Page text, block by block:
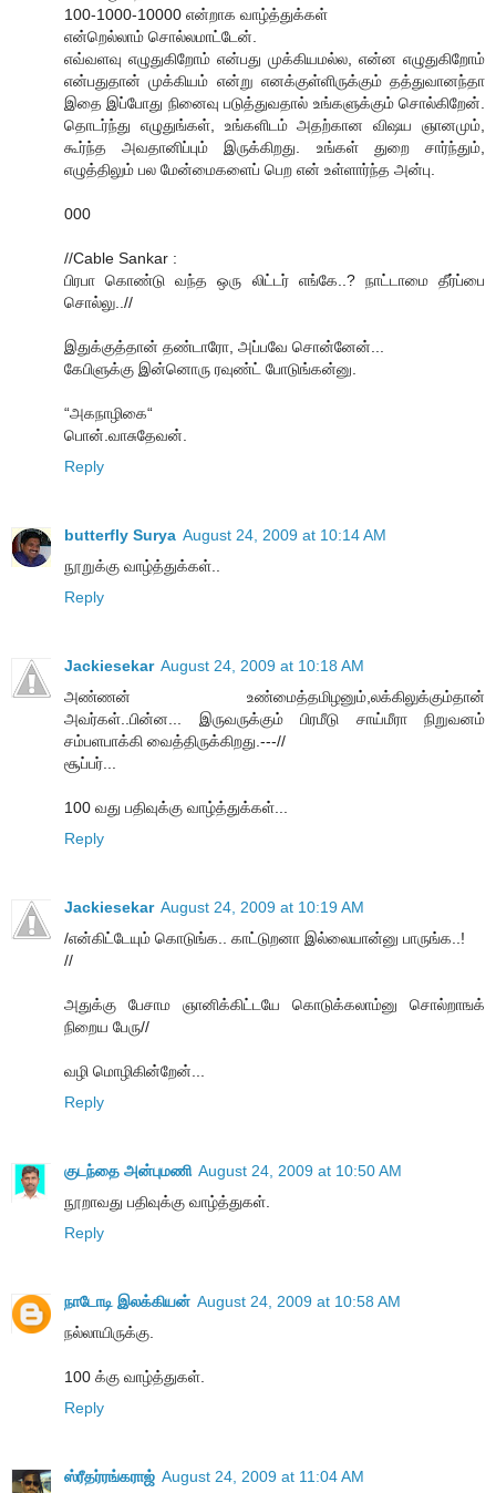
100-1000-10000 என்றாக வாழ்த்துக்கள்
என்றெல்லாம் சொல்லமாட்டேன்.
எவ்வளவு எழுதுகிறோம் என்பது முக்கியமல்ல, என்ன எழுதுகிறோம்
என்பதுதான் முக்கியம் என்று எனக்குள்ளிருக்கும் தத்துவானந்தா
இதை இப்போது நினைவு படுத்துவதால் உங்களுக்கும் சொல்கிறேன்.
தொடர்ந்து எழுதுங்கள், உங்களிடம் அதற்கான விஷய ஞானமும்,
கூர்ந்த அவதானிப்பும் இருக்கிறது. உங்கள் துறை சார்ந்தும்,
எழுத்திலும் பல மேன்மைகளைப் பெற என் உள்ளார்ந்த அன்பு.
000
//Cable Sankar :
பிரபா கொண்டு வந்த ஒரு லிட்டர் எங்கே..? நாட்டாமை தீர்ப்பை
சொல்லு..//
இதுக்குத்தான் தண்டாரோ, அப்பவே சொன்னேன்...
கேபிளுக்கு இன்னொரு ரவுண்ட் போடுங்கன்னு.
“அகநாழிகை“
பொன்.வாசுதேவன்.
Reply
butterfly Surya August 24, 2009 at 10:14 AM
நூறுக்கு வாழ்த்துக்கள்..
Reply
Jackiesekar August 24, 2009 at 10:18 AM
அண்ணன் உண்மைத்தமிழனும்,லக்கிலுக்கும்தான்
அவர்கள்..பின்ன... இருவருக்கும் பிரமீடு சாய்மீரா நிறுவனம்
சம்பளபாக்கி வைத்திருக்கிறது.---//
சூப்பர்...
100 வது பதிவுக்கு வாழ்த்துக்கள்...
Reply
Jackiesekar August 24, 2009 at 10:19 AM
/என்கிட்டேயும் கொடுங்க.. காட்டுறனா இல்லையான்னு பாருங்க..!
//
அதுக்கு பேசாம ஞானிக்கிட்டயே கொடுக்கலாம்னு சொல்றாஙக்
நிறைய பேரு//
வழி மொழிகின்றேன்...
Reply
குடந்தை அன்புமணி August 24, 2009 at 10:50 AM
நூறாவது பதிவுக்கு வாழ்த்துகள்.
Reply
நாடோடி இலக்கியன் August 24, 2009 at 10:58 AM
நல்லாயிருக்கு.
100 க்கு வாழ்த்துகள்.
Reply
ஸ்ரீதர்ரங்கராஜ் August 24, 2009 at 11:04 AM